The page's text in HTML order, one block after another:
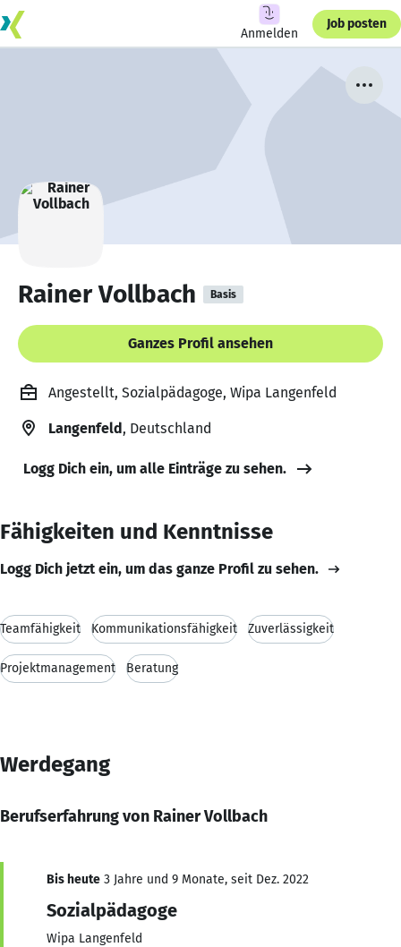
Anmelden
Job posten
Rainer Vollbach Basis
Ganzes Profil ansehen
Angestellt, Sozialpädagoge, Wipa Langenfeld
Langenfeld, Deutschland
Logg Dich ein, um alle Einträge zu sehen.
Fähigkeiten und Kenntnisse
Logg Dich jetzt ein, um das ganze Profil zu sehen.
Teamfähigkeit Kommunikationsfähigkeit Zuverlässigkeit
Projektmanagement Beratung
Werdegang
Berufserfahrung von Rainer Vollbach
Bis heute 3 Jahre und 9 Monate, seit Dez. 2022
Sozialpädagoge
Wipa Langenfeld